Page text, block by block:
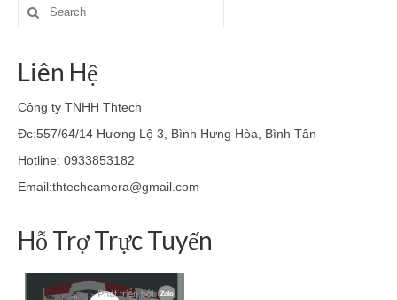
Search
for:
Liên Hệ
Công ty TNHH Thtech
Đc:557/64/14 Hương Lộ 3, Bình Hưng Hòa, Bình Tân
Hotline: 0933853182
Email:thtechcamera@gmail.com
Hỗ Trợ Trực Tuyến